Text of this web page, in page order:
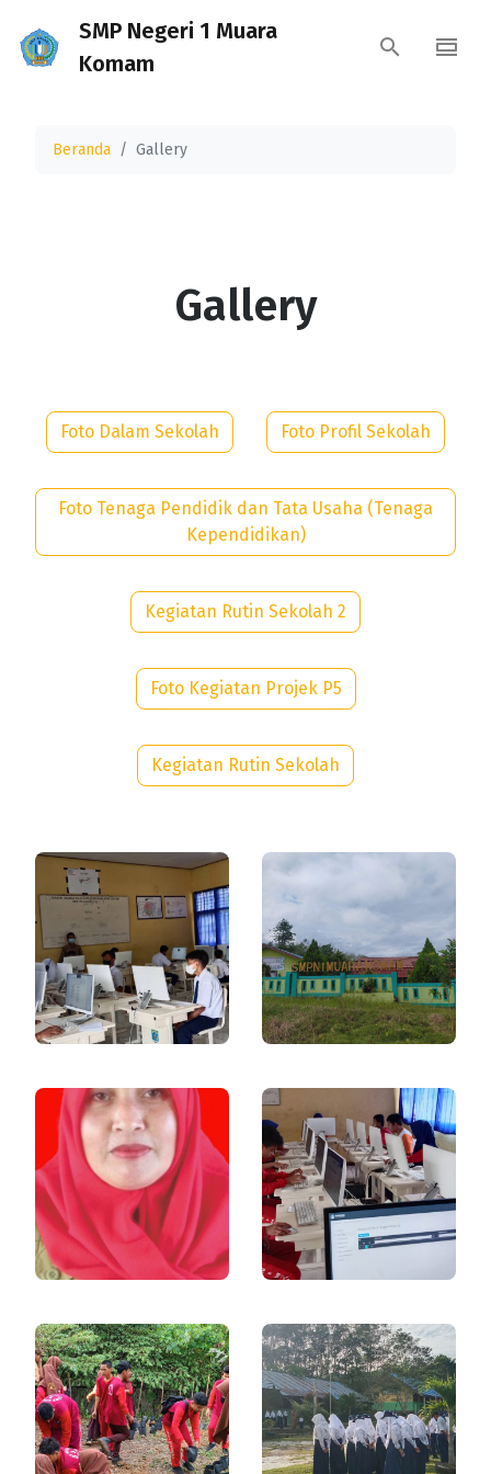
SMP Negeri 1 Muara
Komam
Beranda Gallery
Gallery
Foto Dalam Sekolah Foto Profil Sekolah
Foto Tenaga Pendidik dan Tata Usaha (Tenaga
Kependidikan)
Kegiatan Rutin Sekolah 2
Foto Kegiatan Projek P5
Kegiatan Rutin Sekolah